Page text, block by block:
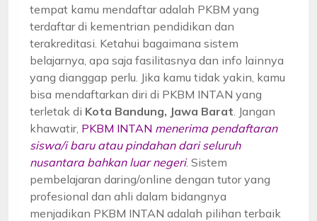
tempat kamu mendaftar adalah PKBM yang
terdaftar di kementrian pendidikan dan
terakreditasi. Ketahui bagaimana sistem
belajarnya, apa saja fasilitasnya dan info lainnya
yang dianggap perlu. Jika kamu tidak yakin, kamu
bisa mendaftarkan diri di PKBM INTAN yang
terletak di Kota Bandung, Jawa Barat . Jangan
khawatir, PKBM INTAN menerima pendaftaran
siswa/i baru atau pindahan dari seluruh
nusantara bahkan luar negeri. Sistem
pembelajaran daring/online dengan tutor yang
profesional dan ahli dalam bidangnya
menjadikan PKBM INTAN adalah pilihan terbaik